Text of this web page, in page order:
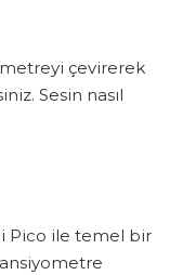
çevirerek
Sesin nasıl
Pico ile temel bir